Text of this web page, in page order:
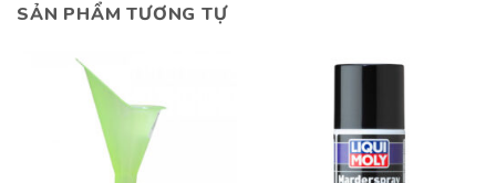
SẢN PHẨM TƯƠNG TỰ